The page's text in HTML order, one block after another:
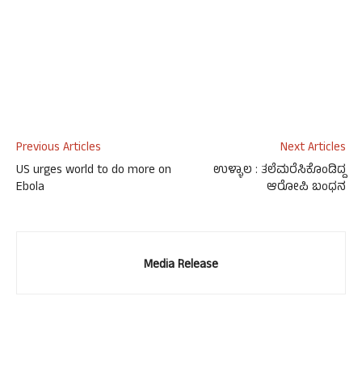
Previous Articles
US urges world to do more on
Ebola
Next Articles
ಉಳ್ಳಾಲ : ತಲೆಮರೆಸಿಕೊಂಡಿದ್ದ
ಆರೋಪಿ ಬಂಧನ
Media Release